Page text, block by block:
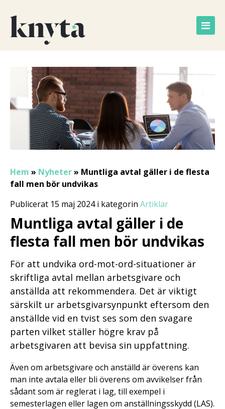
Hem » Nyheter» Muntliga avtal gäller i de flesta
fall men bör undvikas
Publicerat 15 maj 2024 i kategorin Artiklar
Muntliga avtal gäller i de
flesta fall men bör undvikas
För att undvika ord-mot-ord-situationer är
skriftliga avtal mellan arbetsgivare och
anställda att rekommendera. Det är viktigt
särskilt ur arbetsgivarsynpunkt eftersom den
anställde vid en tvist ses som den svagare
parten vilket ställer högre krav på
arbetsgivaren att bevisa sin uppfattning.
Även om arbetsgivare och anställd är överens kan
man inte avtala eller bli överens om avvikelser från
sådant som är reglerat i lag, till exempel i
semesterlagen eller lagen om anställningsskydd (LAS).